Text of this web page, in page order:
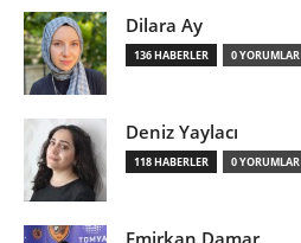
Dilara Ay
136 HABERLER 0 YORUMLAR
Deniz Yaylacı
118 HABERLER 0 YORUMLAR
Emirkan Damar